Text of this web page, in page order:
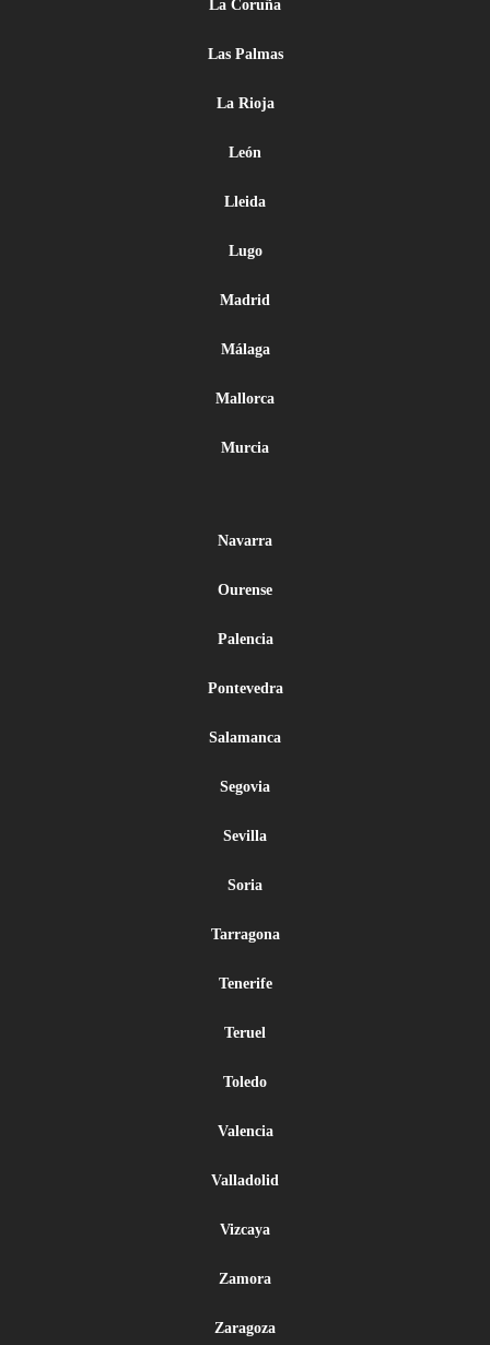
La Coruña
Las Palmas
La Rioja
León
Lleida
Lugo
Madrid
Málaga
Mallorca
Murcia
Navarra
Ourense
Palencia
Pontevedra
Salamanca
Segovia
Sevilla
Soria
Tarragona
Tenerife
Teruel
Toledo
Valencia
Valladolid
Vizcaya
Zamora
Zaragoza